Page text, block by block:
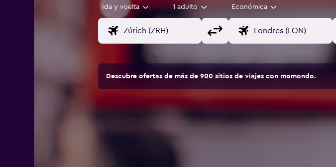
Ida y vuelta 1 adulto Económica
Descubre ofertas de más de 900 sitios de viajes con momondo.